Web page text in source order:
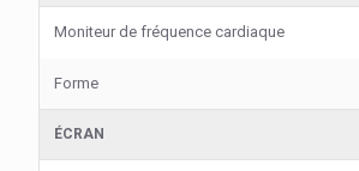
Moniteur de fréquence cardiaque
Forme
ÉCRAN